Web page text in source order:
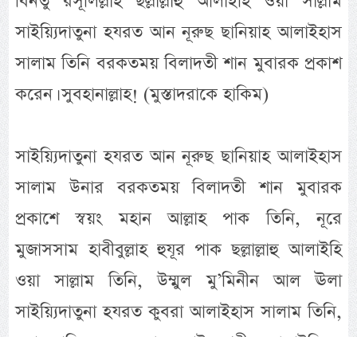
সাইয়্যিদাতুনা হযরত আন নূরুছ ছানিয়াহ আলাইহাস
সালাম তিনি বরকতময় বিলাদতী শান মুবারক প্রকাশ
করেন। সুবহানাল্লাহ! (মুস্তাদরাকে হাকিম)
সাইয়্যিদাতুনা হযরত আন নূরুছ ছানিয়াহ আলাইহাস
সালাম উনার বরকতময় বিলাদতী শান মুবারক
প্রকাশে স্বয়ং মহান আল্লাহ পাক তিনি, নূরে
মুজাসসাম হাবীবুল্লাহ হুযূর পাক ছল্লাল্লাহু আলাইহি
ওয়া সাল্লাম তিনি, উম্মুল মু’মিনীন আল ঊলা
সাইয়্যিদাতুনা হযরত কুবরা আলাইহাস সালাম তিনি,